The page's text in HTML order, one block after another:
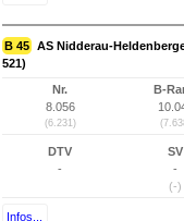
B 45 AS Nidderau-
521)
Nr.
8.056
(6.231)
B-
DTV
-
SV
-
(-)
Infos...